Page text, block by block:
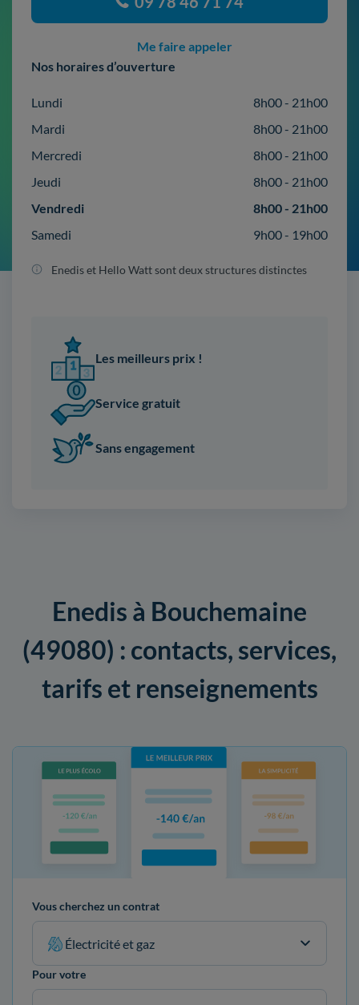
Me faire appeler
Nos horaires d’ouverture
Lundi
8h00 - 21h00
Mardi
8h00 - 21h00
Mercredi
8h00 - 21h00
Jeudi
8h00 - 21h00
Vendredi
8h00 - 21h00
Samedi
9h00 - 19h00
Enedis et Hello Watt sont deux structures distinctes
Les meilleurs prix !
Service gratuit
Sans engagement
Enedis à Bouchemaine
(49080) : contacts, services,
tarifs et renseignements
Vous cherchez un contrat
Électricité et gaz
Pour votre